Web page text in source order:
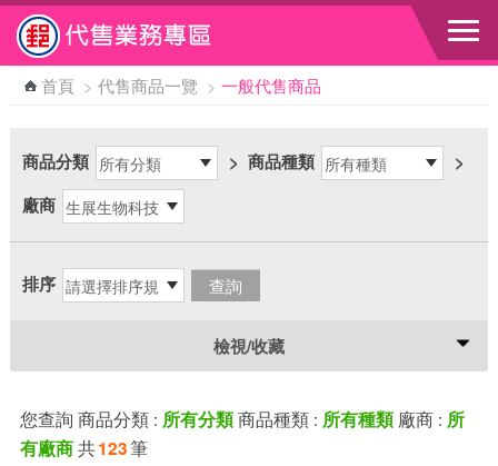
跳到主要內容區塊
首頁 > 代售商品一覽 > 一般代售商品
商品分類 > 商品種類
>
廠商
排序
檢視/收藏
您查詢 商品分類 : 所有分類商品種類 : 所有種類廠商 : 所
有廠商共123筆